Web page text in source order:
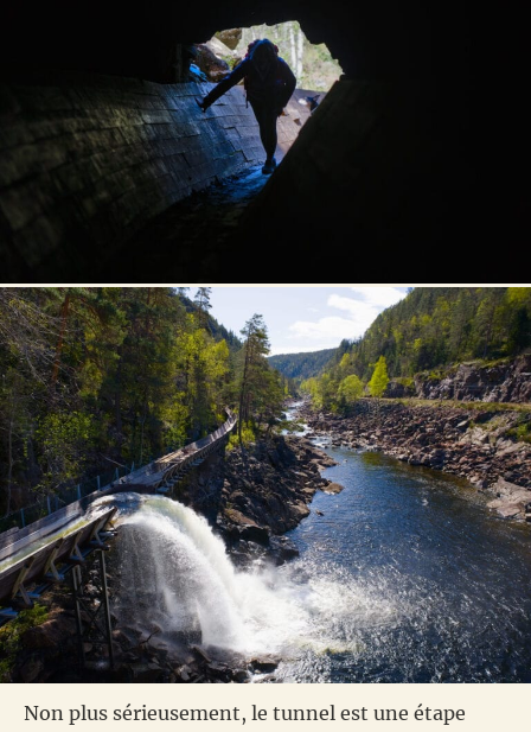
Non plus sérieusement, le tunnel est une étape